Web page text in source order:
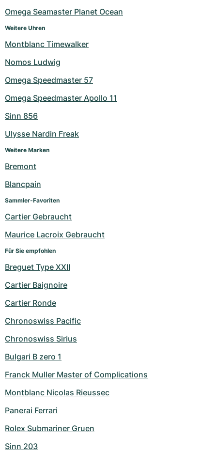
Omega Seamaster Planet Ocean
Weitere Uhren
Montblanc Timewalker
Nomos Ludwig
Omega Speedmaster 57
Omega Speedmaster Apollo 11
Sinn 856
Ulysse Nardin Freak
Weitere Marken
Bremont
Blancpain
Sammler-Favoriten
Cartier Gebraucht
Maurice Lacroix Gebraucht
Für Sie empfohlen
Breguet Type XXII
Cartier Baignoire
Cartier Ronde
Chronoswiss Pacific
Chronoswiss Sirius
Bulgari B zero 1
Franck Muller Master of Complications
Montblanc Nicolas Rieussec
Panerai Ferrari
Rolex Submariner Gruen
Sinn 203